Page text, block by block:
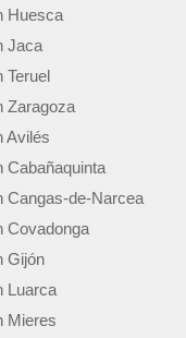
Huesca
Jaca
Teruel
Zaragoza
Avilés
Cabañaquinta
Cangas-de-Narcea
Covadonga
Gijón
Luarca
Mieres